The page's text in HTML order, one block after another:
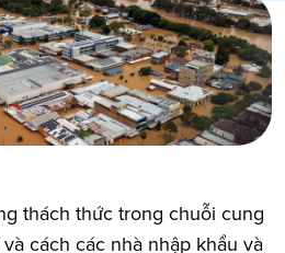
thách thức trong chuỗi cung
cách các nhà nhập khẩu và